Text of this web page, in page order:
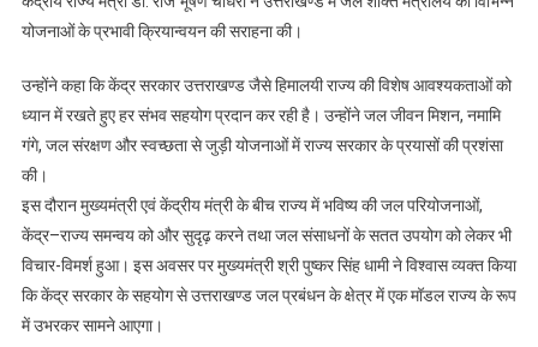
चर्चा
योजनाओं के प्रभावी क्रियान्वयन की सराहना की।
उन्होंने कहा कि केंद्र सरकार उत्तराखण्ड जैसे हिमालयी राज्य की विशेष आवश्यकताओं को
ध्यान में रखते हुए हर संभव सहयोग प्रदान कर रही है। उन्होंने जल जीवन मिशन, नमामि
गंगे, जल संरक्षण और स्वच्छता से जुड़ी योजनाओं में राज्य सरकार के प्रयासों की प्रशंसा
की।
इस दौरान मुख्यमंत्री एवं केंद्रीय मंत्री के बीच राज्य में भविष्य की जल परियोजनाओं,
केंद्र–राज्य समन्वय को और सुदृढ़ करने तथा जल संसाधनों के सतत उपयोग को लेकर भी
विचार-विमर्श हुआ। इस अवसर पर मुख्यमंत्री श्री पुष्कर सिंह धामी ने विश्वास व्यक्त किया
कि केंद्र सरकार के सहयोग से उत्तराखण्ड जल प्रबंधन के क्षेत्र में एक मॉडल राज्य के रूप
में उभरकर सामने आएगा।